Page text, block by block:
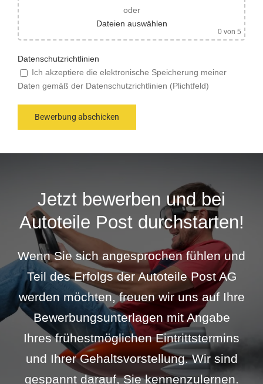
oder
Dateien auswählen
0 von 5
Datenschutzrichtlinien
Ich akzeptiere die elektronische Speicherung meiner
Daten gemäß der Datenschutzrichtlinien (Plichtfeld)
Jetzt bewerben und bei
Autoteile Post durchstarten!
Wenn Sie sich angesprochen fühlen und
Teil des Erfolgs der Autoteile Post AG
werden möchten, freuen wir uns auf Ihre
Bewerbungsunterlagen mit Angabe
Ihres frühestmöglichen Eintrittstermins
und Ihrer Gehaltsvorstellung. Wir sind
gespannt darauf, Sie kennenzulernen.